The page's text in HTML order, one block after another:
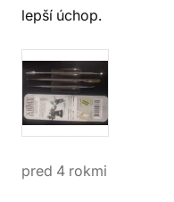
lepší úchop.
pred 4 rokmi